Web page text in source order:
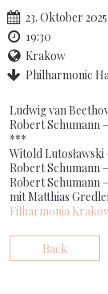
23. Oktober 2025
19:30
Krakow
Philharmonic
Ludwig van
Robert Schumann –
***
Witold Lutosławski
Robert Schumann –
Robert Schumann –
mit Matthias
Filharmonia
Back